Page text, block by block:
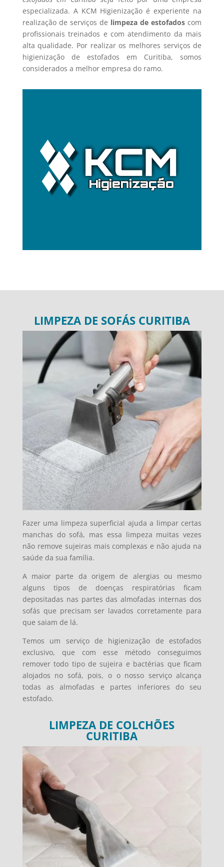
especializada. A KCM Higienização é experiente na
realização de serviços de limpeza de estofados com
profissionais treinados e com atendimento da mais
alta qualidade. Por realizar os melhores serviços de
higienização de estofados em Curitiba, somos
considerados a melhor empresa do ramo.
LIMPEZA DE SOFÁS CURITIBA
Fazer uma limpeza superficial ajuda a limpar certas
manchas do sofá, mas essa limpeza muitas vezes
não remove sujeiras mais complexas e não ajuda na
saúde da sua família.
A maior parte da origem de alergias ou mesmo
alguns tipos de doenças respiratórias ficam
depositadas nas partes das almofadas internas dos
sofás que precisam ser lavados corretamente para
que saiam de lá.
Temos um serviço de higienização de estofados
exclusivo, que com esse método conseguimos
remover todo tipo de sujeira e bactérias que ficam
alojados no sofá, pois, o o nosso serviço alcança
todas as almofadas e partes inferiores do seu
estofado.
LIMPEZA DE COLCHÕES
CURITIBA